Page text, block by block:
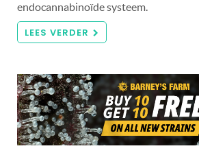
endocannabinoïde systeem.
LEES VERDER